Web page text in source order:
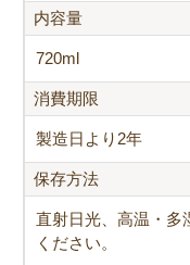
内容量
720ml
消費期限
製造日より2年
保存方法
直射日光、高温・多
ください。